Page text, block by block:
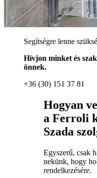
Segítségre lenne
Hívjon minket és
önnek.
+36 (30) 151 37 81
Hogyan
a Ferroli
Szada
Egyszerű, csak
nekünk, hogy
rendelkezésére.